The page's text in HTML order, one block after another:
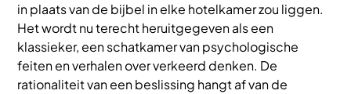
in plaats van de bijbel in elke hotelkamer zou liggen.
Het wordt nu terecht heruitgegeven als een
klassieker, een schatkamer van psychologische
feiten en verhalen over verkeerd denken. De
rationaliteit van een beslissing hangt af van de